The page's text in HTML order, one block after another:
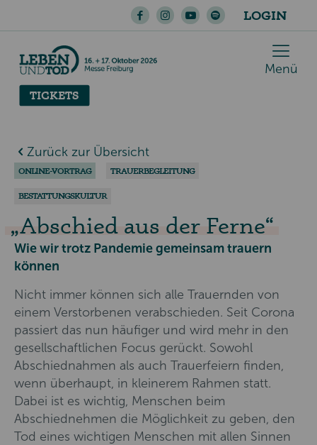
LOGIN
TICKETS
Menü
Zurück zur Übersicht
ONLINE-VORTRAG TRAUERBEGLEITUNG
BESTATTUNGSKULTUR
Abschied aus der Ferne
Wie wir trotz Pandemie gemeinsam trauern
können
Nicht immer können sich alle Trauernden von
einem Verstorbenen verabschieden. Seit Corona
passiert das nun häufiger und wird mehr in den
gesellschaftlichen Focus gerückt. Sowohl
Abschiednahmen als auch Trauerfeiern finden,
wenn überhaupt, in kleinerem Rahmen statt.
Dabei ist es wichtig, Menschen beim
Abschiednehmen die Möglichkeit zu geben, den
Tod eines wichtigen Menschen mit allen Sinnen